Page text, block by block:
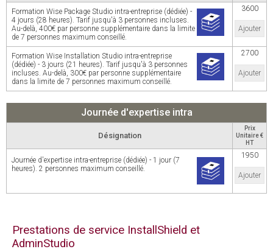
Formation Wise Package Studio intra-entreprise (dédiée) -
4 jours (28 heures). Tarif jusqu'à 3 personnes incluses.
Au-delà, 400€ par personne supplémentaire dans la limite
de 7 personnes maximum conseillé.
3600
Ajouter
Formation Wise Installation Studio intra-entreprise
(dédiée) - 3 jours (21 heures). Tarif jusqu'à 3 personnes
incluses. Au-delà, 300€ par personne supplémentaire
dans la limite de 7 personnes maximum conseillé.
2700
Ajouter
Journée d'expertise intra
Désignation
Prix
Unitaire €
HT
Journée d'expertise intra-entreprise (dédiée) - 1 jour (7
heures). 2 personnes maximum conseillé.
1950
Ajouter
Prestations de service InstallShield et
AdminStudio